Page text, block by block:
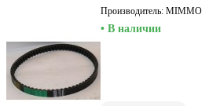
Производитель: MIMMO
• В наличии